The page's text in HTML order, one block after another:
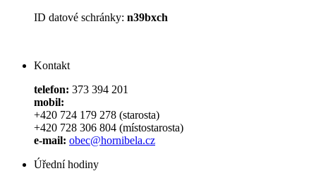
ID datové schránky: n39bxch
Kontakt
telefon: 373 394 201
mobil:
+420 724 179 278 (starosta)
+420 728 306 804 (místostarosta)
e-mail: obec@hornibela.cz
Úřední hodiny